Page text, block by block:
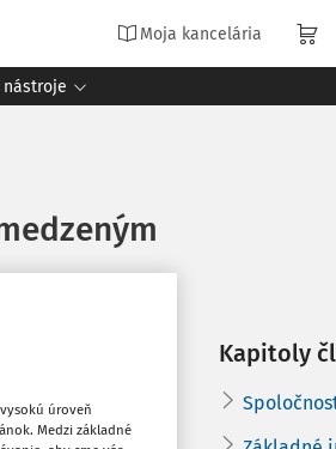
Moja kancelária
nástroje
Kapitoly
úroveň
Medzi základné